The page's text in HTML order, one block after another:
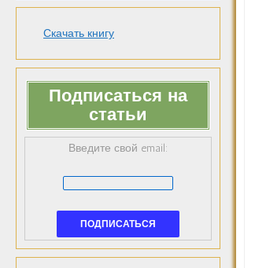
Скачать книгу
Подписаться на
статьи
Введите свой email: